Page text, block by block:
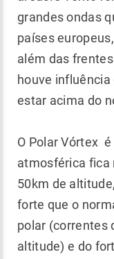
grandes ondas
países
além das
houve
estar acima do
O Polar Vórtex
atmosférica fica
50km de
forte que o
polar (correntes
altitude) e do